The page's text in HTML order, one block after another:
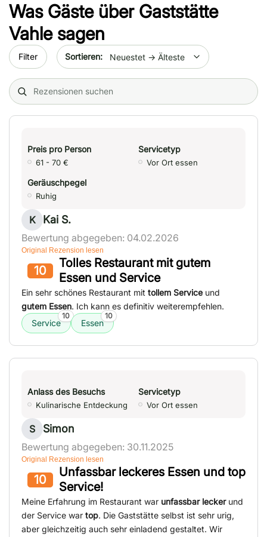
Was Gäste über Gaststätte
Vahlesagen
Filter Sort by date
Search (title/text)
Preis pro Person
61 - 70 €
Servicetyp
Vor Ort essen
Geräuschpegel
Ruhig
K Kai S.
Bewertung abgegeben: 04.02.2026
Original Rezension lesen
10
Tolles Restaurant mit gutem
Essen und Service
Ein sehr schönes Restaurant mit tollem Service und
gutem Essen. Ich kann es definitiv weiterempfehlen.
Service
10
Essen
10
Anlass des Besuchs
Kulinarische Entdeckung
Servicetyp
Vor Ort essen
S Simon
Bewertung abgegeben: 30.11.2025
Original Rezension lesen
10
Unfassbar leckeres Essen und top
Service!
Meine Erfahrung im Restaurant war unfassbar leckerund
der Service war top. Die Gaststätte selbst ist sehr urig,
aber gleichzeitig auch sehr einladend gestaltet. Wir